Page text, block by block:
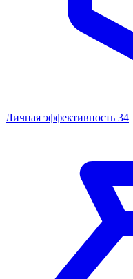
Личная эффективность 34